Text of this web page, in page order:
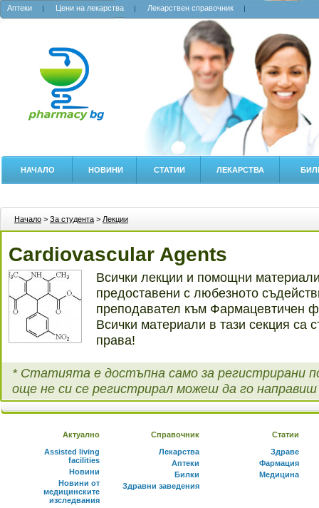
Аптеки Цени на лекарства Лекарствен справочник
НАЧАЛО НОВИНИ СТАТИИ ЛЕКАРСТВА
Начало > За студента > Лекции
Cardiovascular Agents
Всички лекции и помощни
предоставени с любезното
преподавател към Фармацевтичен
Всички материали в тази секция са
права!
* Статията е достъпна само за регистрирани
още не си се регистрирал можеш да го
Актуално
Assisted living
facilities
Новини
Новини от
медицинските
изследвания
Справочник
Лекарства
Аптеки
Билки
Здравни заведения
Статии
Здраве
Фармация
Медицина